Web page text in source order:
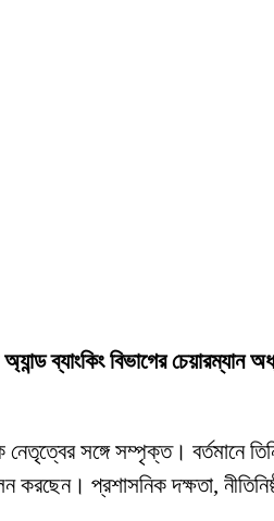
ব্যাংকিং বিভাগের চেয়ারম্যান
সঙ্গে সম্পৃক্ত। বর্তমানে
করছেন। প্রশাসনিক দক্ষতা,